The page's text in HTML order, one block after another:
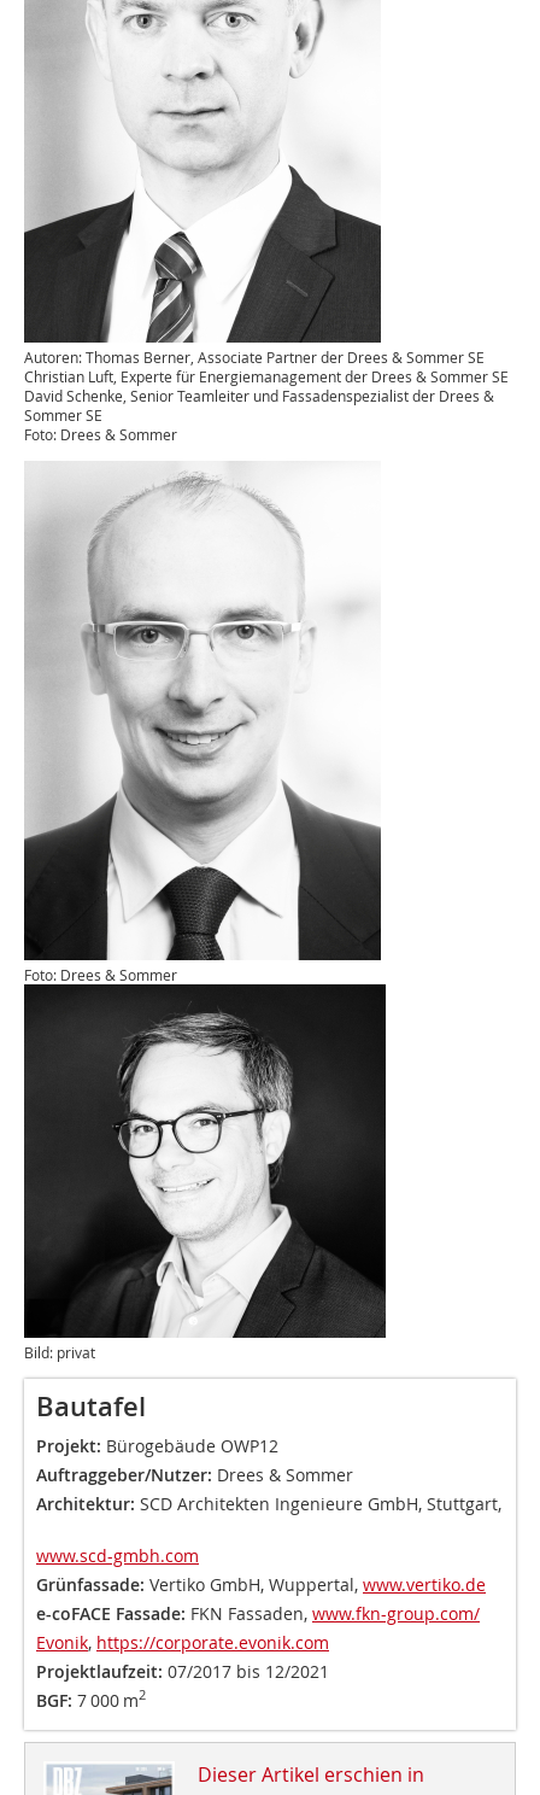
Autoren: Thomas Berner, Associate Partner der Drees & Sommer SE
Christian Luft, Experte für Energiemanagement der Drees & Sommer SE
David Schenke, Senior Teamleiter und Fassadenspezialist der Drees &
Sommer SE
Foto: Drees & Sommer
Foto: Drees & Sommer
Bild: privat
Bautafel
Projekt: Bürogebäude OWP12
Auftraggeber/Nutzer: Drees & Sommer
Architektur: SCD Architekten Ingenieure GmbH, Stuttgart,
www.scd-gmbh.com
Grünfassade: Vertiko GmbH, Wuppertal, www.vertiko.de
e-coFACE Fassade: FKN Fassaden, www.fkn-group.com/
Evonik, https://corporate.evonik.com
Projektlaufzeit: 07/2017 bis 12/2021
BGF: 7 000 m2
Dieser Artikel erschien in